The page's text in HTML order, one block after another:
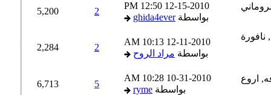
12-15-2010
12:50 PM
بواسطةghida4ever
5,200
12-11-2010
10:13 AM
بواسطةمراد الروح
2,284
10-31-2010
10:28 AM
بواسطةryme
6,713